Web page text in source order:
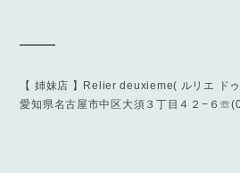
【 姉妹店 】Relier deuxieme( ルリエ ド
愛知県名古屋市中区大須３丁目４２−６☏